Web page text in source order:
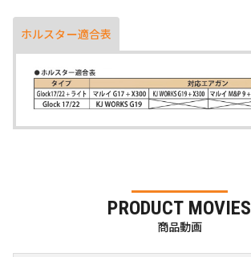
ホルスター適合表
PRODUCT MOVIES
商品動画